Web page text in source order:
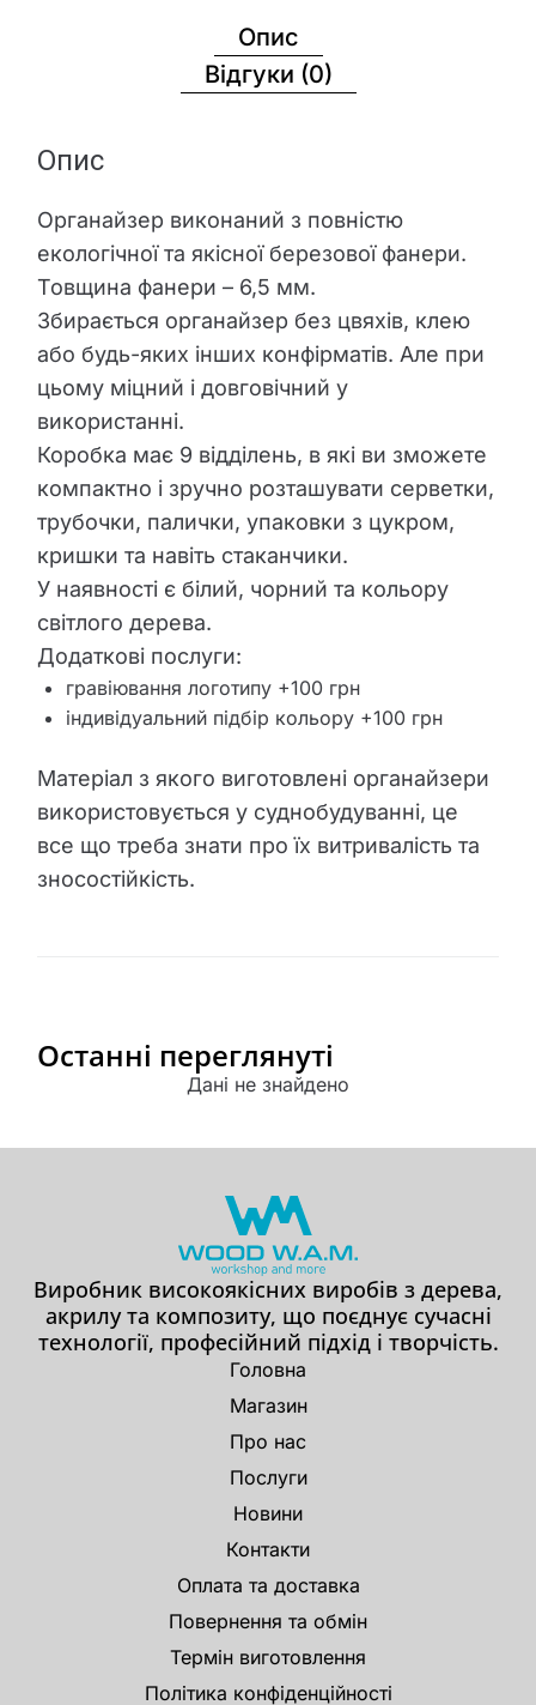
Опис
Відгуки (0)
Опис
Органайзер виконаний з повністю
екологічної та якісної березової фанери.
Товщина фанери – 6,5 мм.
Збирається органайзер без цвяхів, клею
або будь-яких інших конфірматів. Але при
цьому міцний і довговічний у
використанні.
Коробка має 9 відділень, в які ви зможете
компактно і зручно розташувати серветки,
трубочки, палички, упаковки з цукром,
кришки та навіть стаканчики.
У наявності є білий, чорний та кольору
світлого дерева.
Додаткові послуги:
гравіювання логотипу +100 грн
індивідуальний підбір кольору +100 грн
Матеріал з якого виготовлені органайзери
використовується у суднобудуванні, це
все що треба знати про їх витривалість та
зносостійкість.
Останні переглянуті
Дані не знайдено
Виробник високоякісних виробів з дерева,
акрилу та композиту, що поєднує сучасні
технології, професійний підхід і творчість.
Головна
Магазин
Про нас
Послуги
Новини
Контакти
Оплата та доставка
Повернення та обмін
Термін виготовлення
Політика конфіденційності